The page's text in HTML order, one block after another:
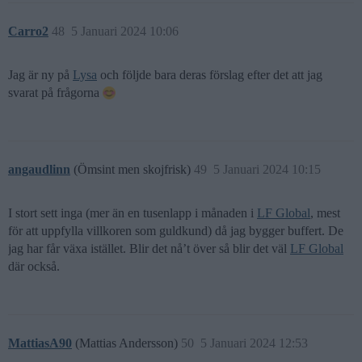
Carro2 5 Januari 2024 10:06
48
Jag är ny på Lysa och följde bara deras förslag efter det att jag
svarat på frågorna
angaudlinn (Ömsint men skojfrisk) 5 Januari 2024 10:15
49
I stort sett inga (mer än en tusenlapp i månaden i LF Global, mest
för att uppfylla villkoren som guldkund) då jag bygger buffert. De
jag har får växa istället. Blir det nå’t över så blir det väl LF Global
där också.
MattiasA90 (Mattias Andersson) 5 Januari 2024 12:53
50